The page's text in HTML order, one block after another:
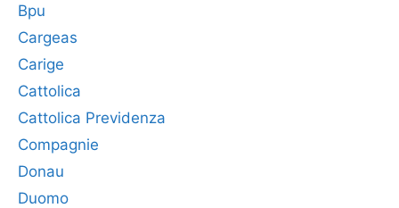
Bpu
Cargeas
Carige
Cattolica
Cattolica Previdenza
Compagnie
Donau
Duomo